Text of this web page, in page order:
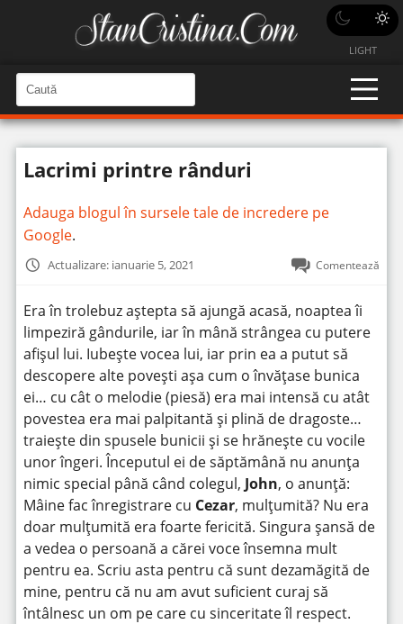
LIGHT
a
u
t
n
C
a
u
î
n
t
Lacrimi printre rânduri
Adauga blogul în sursele tale de incredere pe
Google.
Actualizare: ianuarie 5, 2021 Comentează
Era în trolebuz aștepta să ajungă acasă, noaptea îi
limpeziră gândurile, iar în mână strângea cu putere
afișul lui. Iubește vocea lui, iar prin ea a putut să
descopere alte povești așa cum o învățase bunica
ei… cu cât o melodie (piesă) era mai intensă cu atât
povestea era mai palpitantă și plină de dragoste…
traiește din spusele bunicii și se hrănește cu vocile
unor îngeri. Începutul ei de săptămână nu anunța
nimic special până când colegul, John, o anunță:
Mâine fac înregistrare cu Cezar, mulțumită? Nu era
doar mulțumită era foarte fericită. Singura șansă de
a vedea o persoană a cărei voce însemna mult
pentru ea. Scriu asta pentru că sunt dezamăgită de
mine, pentru că nu am avut suficient curaj să
întâlnesc un om pe care cu sinceritate îl respect.